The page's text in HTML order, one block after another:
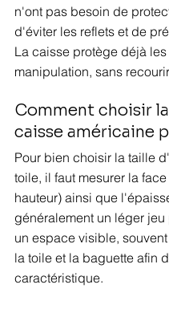
n'ont pas besoin de
d'éviter les reflets et de
La caisse protège déjà
manipulation, sans
Comment choisir
caisse américaine
Pour bien choisir la taille
toile, il faut mesurer la
hauteur) ainsi que
généralement un léger
un espace visible,
la toile et la baguette afin
caractéristique.